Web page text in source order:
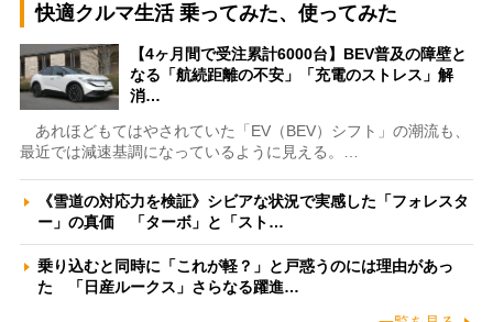
快適クルマ生活 乗ってみた、使ってみた
【4ヶ月間で受注累計6000台】BEV普及の障壁と
なる「航続距離の不安」「充電のストレス」解
消…
あれほどもてはやされていた「EV（BEV）シフト」の潮流も、
最近では減速基調になっているように見える。…
《雪道の対応力を検証》シビアな状況で実感した「フォレスタ
ー」の真価 「ターボ」と「スト…
乗り込むと同時に「これが軽？」と戸惑うのには理由があっ
た 「日産ルークス」さらなる躍進…